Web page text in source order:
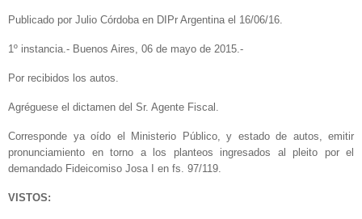
Publicado por Julio Córdoba en DIPr Argentina el 16/06/16.
1º instancia.- Buenos Aires, 06 de mayo de 2015.-
Por recibidos los autos.
Agréguese el dictamen del Sr. Agente Fiscal.
Corresponde ya oído el Ministerio Público, y estado de autos, emitir
pronunciamiento en torno a los planteos ingresados al pleito por el
demandado Fideicomiso Josa I en fs. 97/119.
VISTOS: